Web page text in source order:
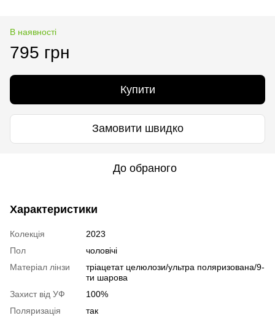
В наявності
795 грн
Купити
Замовити швидко
До обраного
Характеристики
Колекція
2023
Пол
чоловічі
Матеріал лінзи
тріацетат целюлози/ультра поляризована/9-
ти шарова
Захист від УФ
100%
Поляризація
так